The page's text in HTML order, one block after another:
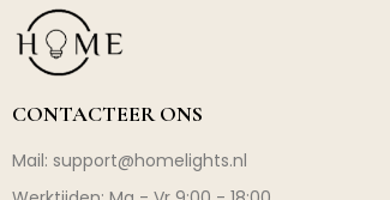
CONTACTEER ONS
Mail: support@homelights.nl